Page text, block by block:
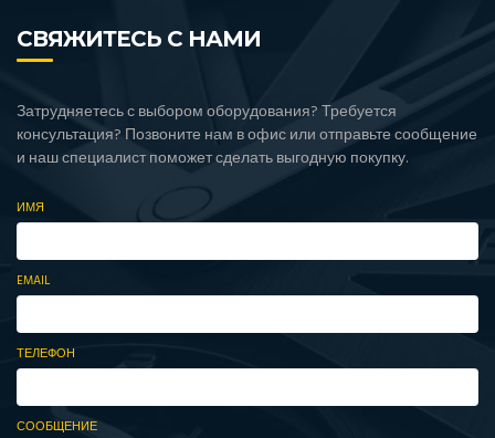
СВЯЖИТЕСЬ С НАМИ
Затрудняетесь с выбором оборудования? Требуется
консультация? Позвоните нам в офис или отправьте сообщение
и наш специалист поможет сделать выгодную покупку.
ИМЯ
EMAIL
ТЕЛЕФОН
СООБЩЕНИЕ